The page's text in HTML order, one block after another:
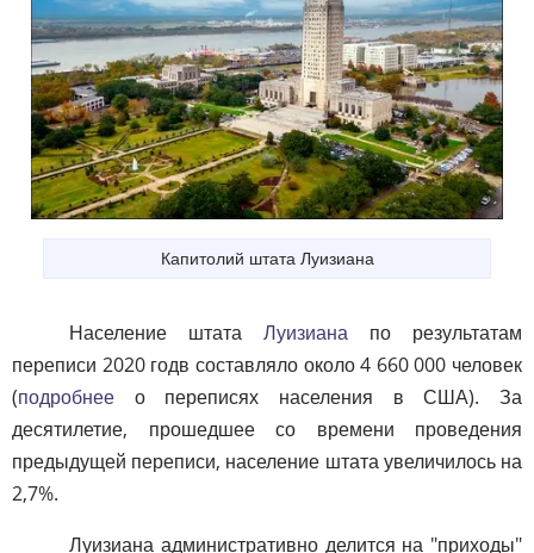
Капитолий штата Луизиана
Население штата Луизиана по результатам
переписи 2020 годв составляло около 4 660 000 человек
(подробнее о переписях населения в США). За
десятилетие, прошедшее со времени проведения
предыдущей переписи, население штата увеличилось на
2,7%.
Луизиана административно делится на "приходы"